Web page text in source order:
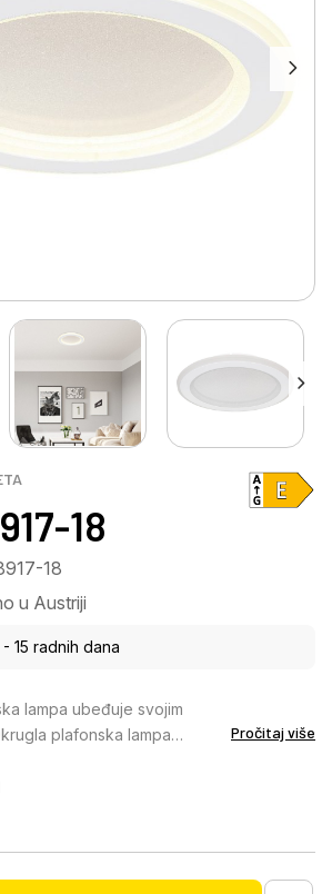
18
18
u Austriji
15 radnih dana
lampa ubeđuje svojim
plafonska lampa
Kelvina i stvara prijatnu
Pročitaj više